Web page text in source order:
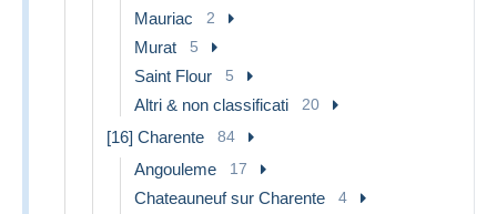
Mauriac 2
Murat 5
Saint Flour 5
Altri & non classificati 20
[16] Charente 84
Angouleme 17
Chateauneuf sur Charente 4